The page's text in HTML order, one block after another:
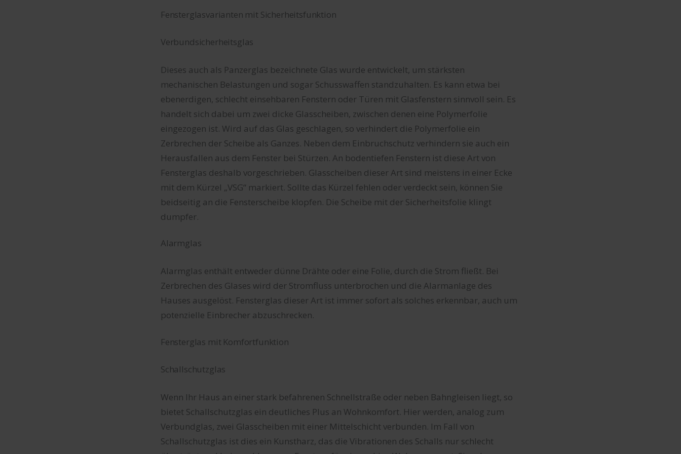
Fensterglasvarianten mit Sicherheitsfunktion
Verbundsicherheitsglas
Dieses auch als Panzerglas bezeichnete Glas wurde entwickelt, um stärksten
mechanischen Belastungen und sogar Schusswaffen standzuhalten. Es kann etwa bei
ebenerdigen, schlecht einsehbaren Fenstern oder Türen mit Glasfenstern sinnvoll sein. Es
handelt sich dabei um zwei dicke Glasscheiben, zwischen denen eine Polymerfolie
eingezogen ist. Wird auf das Glas geschlagen, so verhindert die Polymerfolie ein
Zerbrechen der Scheibe als Ganzes. Neben dem Einbruchschutz verhindern sie auch ein
Herausfallen aus dem Fenster bei Stürzen. An bodentiefen Fenstern ist diese Art von
Fensterglas deshalb vorgeschrieben. Glasscheiben dieser Art sind meistens in einer Ecke
mit dem Kürzel „VSG“ markiert. Sollte das Kürzel fehlen oder verdeckt sein, können Sie
beidseitig an die Fensterscheibe klopfen. Die Scheibe mit der Sicherheitsfolie klingt
dumpfer.
Alarmglas
Alarmglas enthält entweder dünne Drähte oder eine Folie, durch die Strom fließt. Bei
Zerbrechen des Glases wird der Stromfluss unterbrochen und die Alarmanlage des
Hauses ausgelöst. Fensterglas dieser Art ist immer sofort als solches erkennbar, auch um
potenzielle Einbrecher abzuschrecken.
Fensterglas mit Komfortfunktion
Schallschutzglas
Wenn Ihr Haus an einer stark befahrenen Schnellstraße oder neben Bahngleisen liegt, so
bietet Schallschutzglas ein deutliches Plus an Wohnkomfort. Hier werden, analog zum
Verbundglas, zwei Glasscheiben mit einer Mittelschicht verbunden. Im Fall von
Schallschutzglas ist dies ein Kunstharz, das die Vibrationen des Schalls nur schlecht